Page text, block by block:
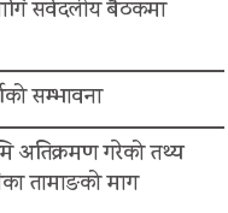
सर्वदलीय बैठकमा
सम्भावना
अतिक्रमण गरेको तथ्य
तामाङको माग